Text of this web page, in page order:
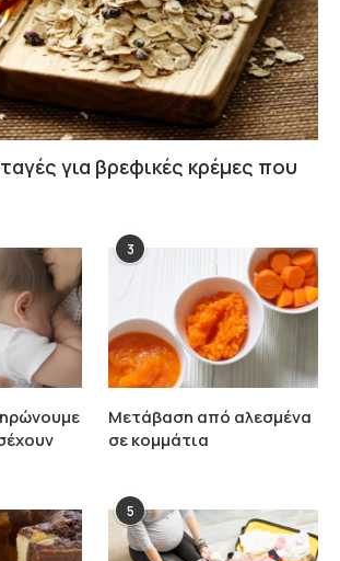
για βρεφικές κρέμες που
3
Μετάβαση από αλεσμένα
σε κομμάτια
5